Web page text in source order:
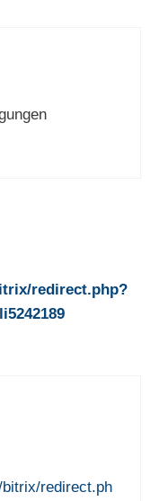
redirect.php?
redirect.ph